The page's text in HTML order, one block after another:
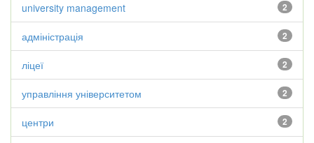
2
university management
2
адміністрація
2
ліцеї
2
управління університетом
2
центри